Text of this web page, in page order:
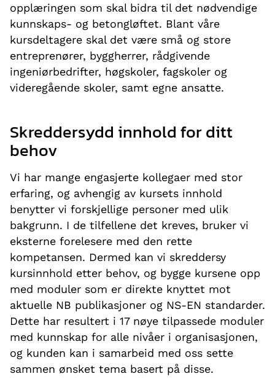
opplæringen som skal bidra til det nødvendige
kunnskaps- og betongløftet. Blant våre
kursdeltagere skal det være små og store
entreprenører, byggherrer, rådgivende
ingeniørbedrifter, høgskoler, fagskoler og
videregående skoler, samt egne ansatte.
Skreddersydd innhold for ditt
behov
Vi har mange engasjerte kollegaer med stor
erfaring, og avhengig av kursets innhold
benytter vi forskjellige personer med ulik
bakgrunn. I de tilfellene det kreves, bruker vi
eksterne forelesere med den rette
kompetansen. Dermed kan vi skreddersy
kursinnhold etter behov, og bygge kursene opp
med moduler som er direkte knyttet mot
aktuelle NB publikasjoner og NS-EN standarder.
Dette har resultert i 17 nøye tilpassede moduler
med kunnskap for alle nivåer i organisasjonen,
og kunden kan i samarbeid med oss sette
sammen ønsket tema basert på disse.